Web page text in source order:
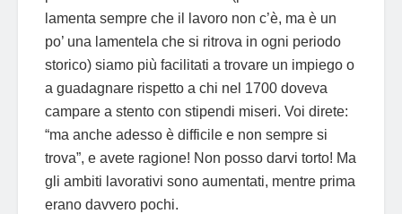
lamenta sempre che il lavoro non c’è, ma è un
po’ una lamentela che si ritrova in ogni periodo
storico) siamo più facilitati a trovare un impiego o
a guadagnare rispetto a chi nel 1700 doveva
campare a stento con stipendi miseri. Voi direte:
“ma anche adesso è difficile e non sempre si
trova”, e avete ragione! Non posso darvi torto! Ma
gli ambiti lavorativi sono aumentati, mentre prima
erano davvero pochi.